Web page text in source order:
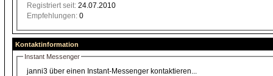
Registriert seit: 24.07.2010
Empfehlungen: 0
Kontaktinformation
Instant Messenger
janni3 über einen Instant-Messenger kontaktieren...